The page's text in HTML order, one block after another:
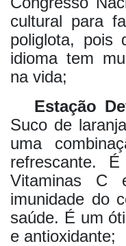
cultural para
poliglota, pois
idioma tem
na vida;
Estação
Suco de
uma
refrescante.
Vitaminas C
imunidade do
saúde. É um
e antioxidante;